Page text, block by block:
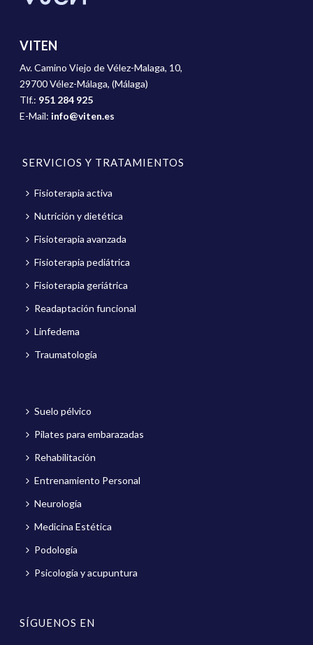
VITEN
Av. Camino Viejo de Vélez-Malaga, 10,
29700 Vélez-Málaga, (Málaga)
Tlf.: 951 284 925
E-Mail: info@viten.es
SERVICIOS Y TRATAMIENTOS
Fisioterapia activa
Nutrición y dietética
Fisioterapia avanzada
Fisioterapia pediátrica
Fisioterapia geriátrica
Readaptación funcional
Linfedema
Traumatología
Suelo pélvico
Pilates para embarazadas
Rehabilitación
Entrenamiento Personal
Neurología
Medicina Estética
Podología
Psicología y acupuntura
SÍGUENOS EN